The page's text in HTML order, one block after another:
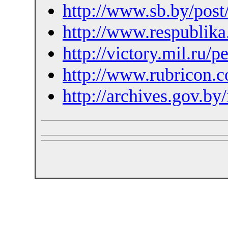
http://www.sb.by/
http://
http://victory.mil.ru/
http://
http://